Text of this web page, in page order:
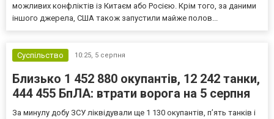
можливих конфліктів із Китаєм або Росією. Крім того, за даними
іншого джерела, США також запустили майже полов...
Суспільство 10:25, 5 серпня
Близько 1 452 880 окупантів, 12 242 танки,
444 455 БпЛА: втрати ворога на 5 серпня
За минулу добу ЗСУ ліквідували ще 1 130 окупантів, пʼять танків і